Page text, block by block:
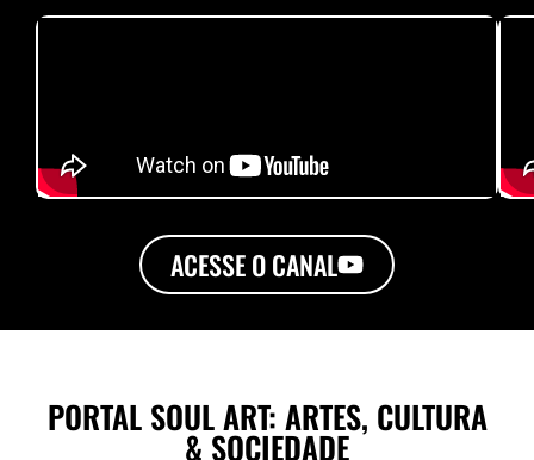
ACESSE O CANAL
PORTAL SOUL ART: ARTES, CULTURA
& SOCIEDADE